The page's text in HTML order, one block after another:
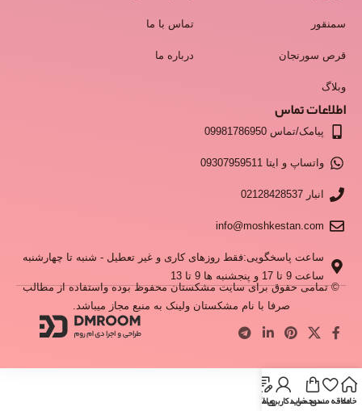
سمنقور
قرص سورنجان
وبلاگ
تماس با ما
درباره ما
اطلاعات تماس
پیامک/تماس 09981786950
واتساپ و ایتا 09307959511
انبار 02128428537
info@moshkestan.com
ساعت پاسخگویی:فقط روزهای کاری و غیر تعطیل - شنبه تا چهارشنبه
ساعت 9 تا 17 و پنجشنبه ها 9 تا 13
© تمامی حقوق برای سایت مشکستان محفوظ بوده واستفاده از مطالب
صرفا با نام مشکستان ولینک به منبع مجاز میباشد.
خانهعلاقه مندیسبد خرید
حساب کاربری من
وبلاگ